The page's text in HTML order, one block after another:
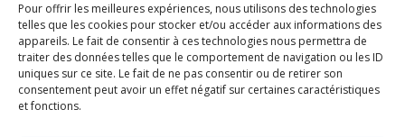
Pour offrir les meilleures expériences, nous utilisons des technologies
telles que les cookies pour stocker et/ou accéder aux informations des
appareils. Le fait de consentir à ces technologies nous permettra de
traiter des données telles que le comportement de navigation ou les ID
uniques sur ce site. Le fait de ne pas consentir ou de retirer son
consentement peut avoir un effet négatif sur certaines caractéristiques
et fonctions.